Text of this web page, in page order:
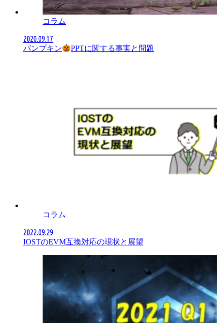
コラム
2020.09.17
パンプキン PPTに関する事実と問題
コラム
2022.09.29
IOSTのEVM互換対応の現状と展望